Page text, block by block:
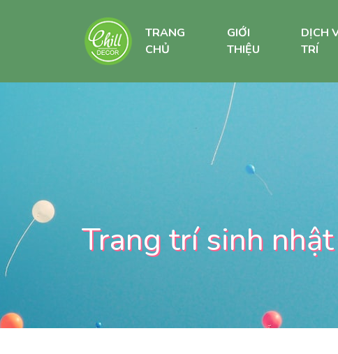
TRANG
CHỦ
GIỚI
THIỆU
DỊCH
TRÍ
Trang trí sinh